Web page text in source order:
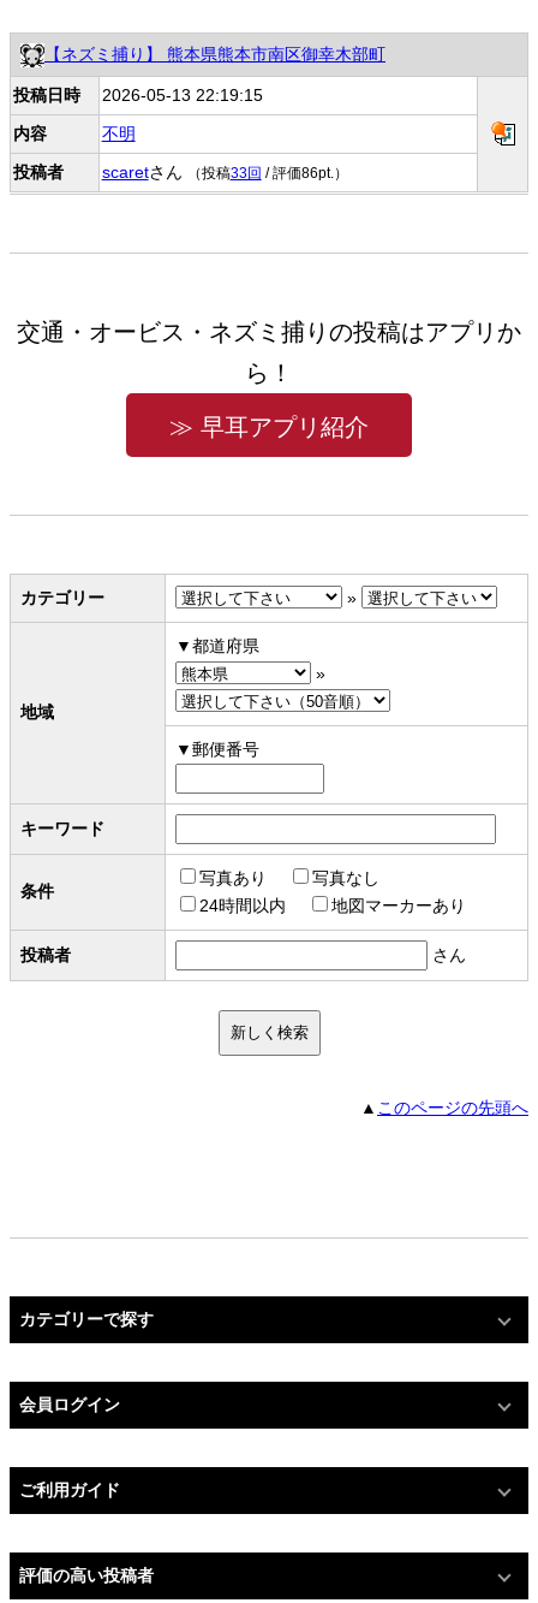
【ネズミ捕り】 熊本県熊本市南区御幸木部町
投稿日時
2026-05-13 22:19:15
内容
不明
投稿者
scaretさん （投稿33回 / 評価86pt.）
交通・オービス・ネズミ捕りの投稿はアプリか
ら！
≫ 早耳アプリ紹介
カテゴリー »
地域
都道府県
»
郵便番号
キーワード
条件
写真あり
写真なし
24時間以内
地図マーカーあり
投稿者 さん
▲ このページの先頭へ
カテゴリーで探す
会員ログイン
ご利用ガイド
評価の高い投稿者